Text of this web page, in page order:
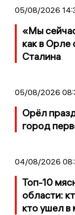
05/08/2026
«Мы
как в
Сталина
05/08/2026
Орёл
город
04/08/2026
Топ-10
области:
кто ушел в